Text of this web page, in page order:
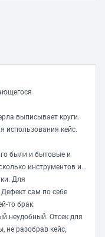
выписывает круги.
использования кейс.
были и бытовые и
инструментов и...
Для
сам по себе
то брак.
неудобный. Отсек для
не разобрав кейс,